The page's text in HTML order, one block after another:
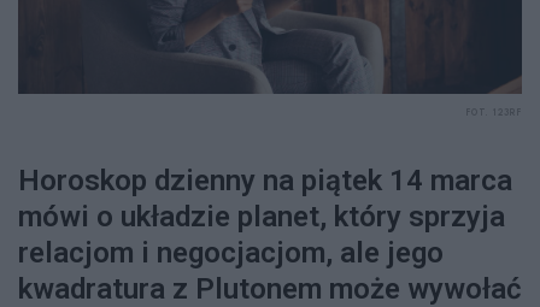
Horoskop dzienny na piątek 14 marca
mówi o układzie planet, który sprzyja
relacjom i negocjacjom, ale jego
kwadratura z Plutonem może wywołać